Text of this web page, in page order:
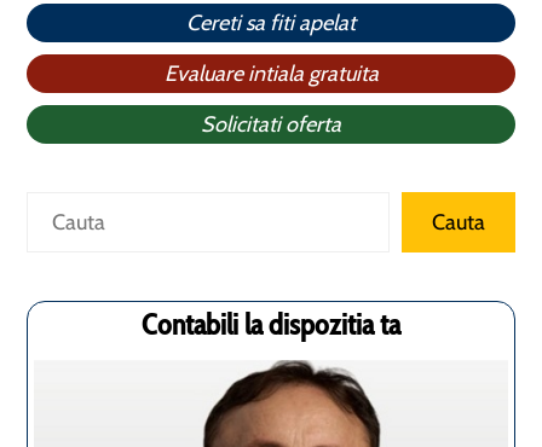
Cereti sa fiti apelat
Evaluare intiala gratuita
Solicitati oferta
Caută Cauta
Contabili la dispozitia ta